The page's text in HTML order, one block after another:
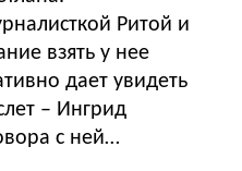
Ритой и
взять у нее
дает увидеть
– Ингрид
с ней…